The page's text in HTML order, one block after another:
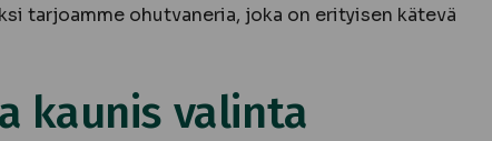
tarjoamme ohutvaneria, joka on erityisen kätevä
kaunis valinta